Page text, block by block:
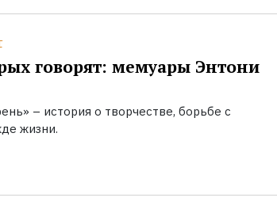
говорят: мемуары Энтони
– история о творчестве, борьбе с
жизни.